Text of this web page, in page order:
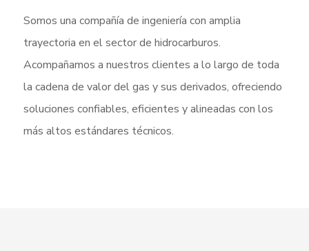
Somos una compañía de ingeniería con amplia
trayectoria en el sector de hidrocarburos.
Acompañamos a nuestros clientes a lo largo de toda
la cadena de valor del gas y sus derivados, ofreciendo
soluciones confiables, eficientes y alineadas con los
más altos estándares técnicos.